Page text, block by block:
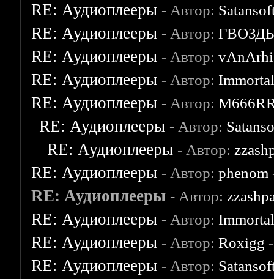
RE: Аудиоплееры - Автор:
RE: Аудиоплееры - Автор:ГВОЗДЬ
RE: Аудиоплееры - Автор:
RE: Аудиоплееры - Автор:
RE: Аудиоплееры - Автор:
RE: Аудиоплееры - Автор:
RE: Аудиоплееры - Автор:
RE: Аудиоплееры - Автор:phenom
RE: Аудиоплееры - Автор:
RE: Аудиоплееры - Автор:
RE: Аудиоплееры - Автор:Roxigg
RE: Аудиоплееры - Автор: